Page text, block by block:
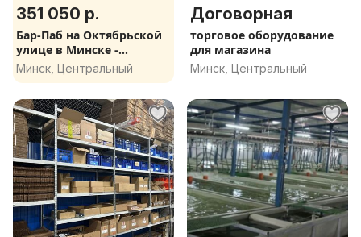
351 050 р.
Бар-Паб на Октябрьской
улице в Минске -
готовый бизнес.
Минск, Центральный
Договорная
торговое оборудование
для магазина
Минск, Центральный